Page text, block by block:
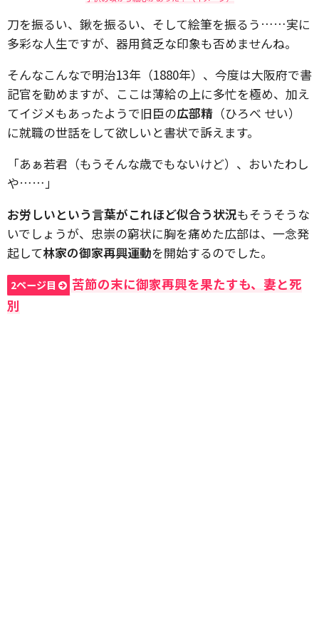
刀を振るい、鍬を振るい、そして絵筆を振るう……実に
多彩な人生ですが、器用貧乏な印象も否めませんね。
そんなこんなで明治13年（1880年）、今度は大阪府で書
記官を勤めますが、ここは薄給の上に多忙を極め、加え
てイジメもあったようで旧臣の広部精 （ひろべ せい）
に就職の世話をして欲しいと書状で訴えます。
「あぁ若君（もうそんな歳でもないけど）、おいたわし
や……」
お労しいという言葉がこれほど似合う状況もそうそうな
いでしょうが、忠崇の窮状に胸を痛めた広部は、一念発
起して林家の御家再興運動を開始するのでした。
2ページ目
苦節の末に御家再興を果たすも、妻と死
別